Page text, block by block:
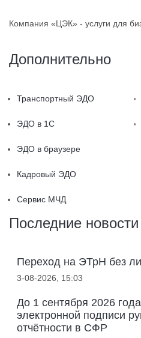
Компания «ЦЭК» - услуги для
Дополнительно
Транспортный ЭДО
ЭДО в 1С
ЭДО в браузере
Кадровый ЭДО
Сервис МЧД
Последние новости
Переход на ЭТрН без
3-08-2026, 15:03
До 1 сентября 2026
электронной подписи
отчётности в СФР